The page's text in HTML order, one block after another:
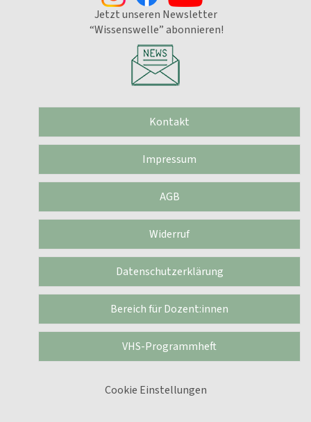
Jetzt unseren Newsletter
“Wissenswelle” abonnieren!
Kontakt
Impressum
AGB
Widerruf
Datenschutzerklärung
Bereich für Dozent:innen
VHS-Programmheft
Cookie Einstellungen